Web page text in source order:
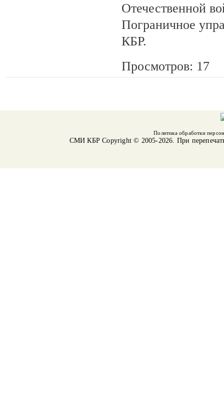
Отечественной
Пограничное
КБР.
Просмотров: 17
Политика обработки
СМИ КБРCopyright © 2005-2026. При